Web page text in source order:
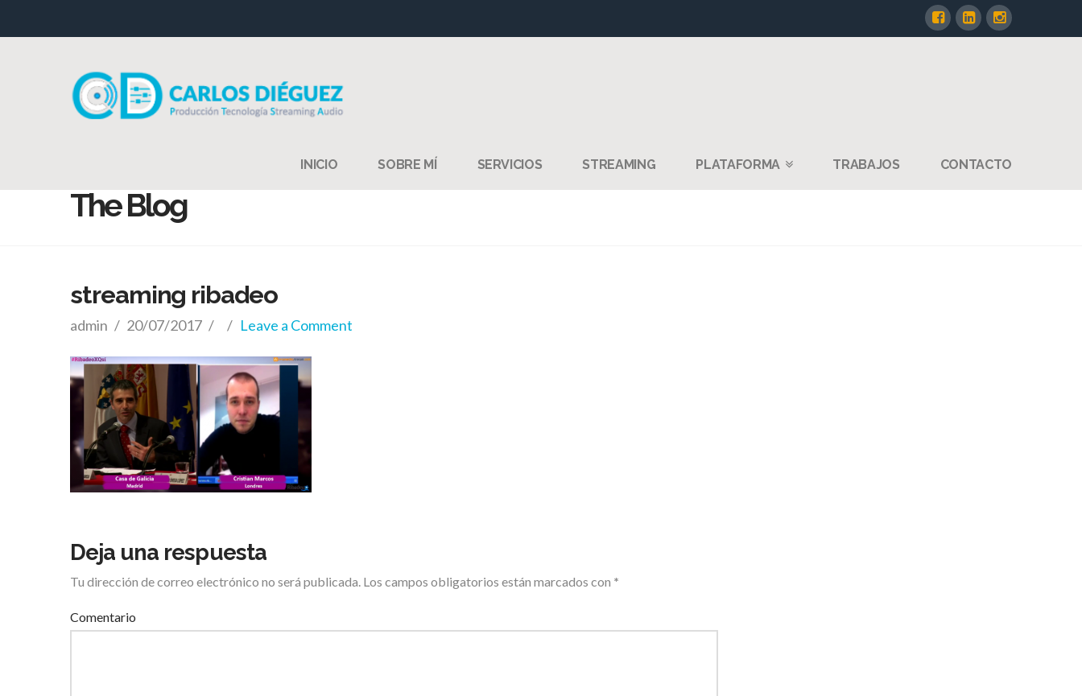
INICIO SOBRE MÍ SERVICIOS STREAMING PLATAFORMA TRABAJOS CONTACTO
The Blog
streaming ribadeo
admin 20/07/2017 Leave a Comment
Deja una respuesta
Tu dirección de correo electrónico no será publicada. Los campos obligatorios están marcados con *
Comentario